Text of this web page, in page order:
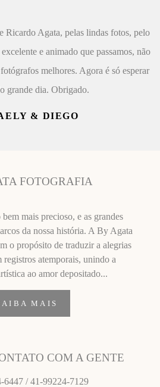
Ricardo Agata, pelas lindas fotos, pelo
e animado que passamos, não
melhores. Agora é só esperar
grande dia. Obrigado.
& DIEGO
FOTOGRAFIA
mais precioso, e as grandes
da nossa história. A By Agata
o propósito de traduzir a alegrias
registros atemporais, unindo a
ao amor depositado...
MAIS
COM A GENTE
6447 / 41-99224-7129